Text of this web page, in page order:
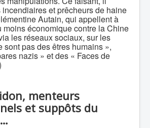
incendiaires et prêcheurs de haine
Autain, qui appellent à
moins économique contre la Chine
les réseaux sociaux, sur les
sont pas des êtres humains »,
nazis » et des « Faces de
menteurs
et suppôts du